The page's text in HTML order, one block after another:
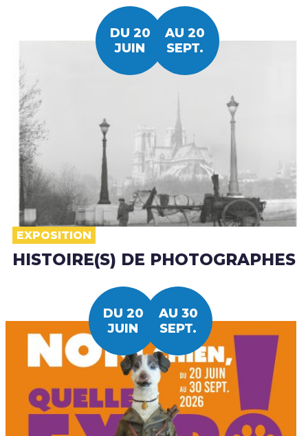
DU 20
JUIN
AU 20
SEPT.
EXPOSITION
HISTOIRE(S) DE PHOTOGRAPHES
DU 20
JUIN
AU 30
SEPT.